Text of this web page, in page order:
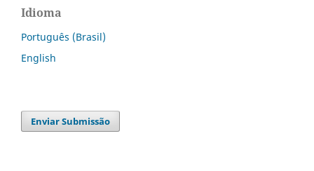
Idioma
Português (Brasil)
English
Enviar Submissão